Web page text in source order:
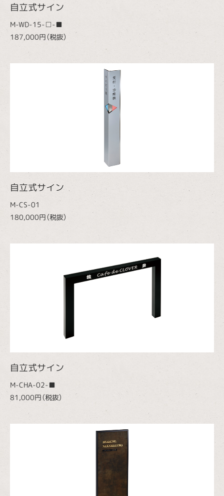
自立式サイン
M-WD-15-□-■
187,000円（税抜）
自立式サイン
M-CS-01
180,000円（税抜）
自立式サイン
M-CHA-02-■
81,000円（税抜）